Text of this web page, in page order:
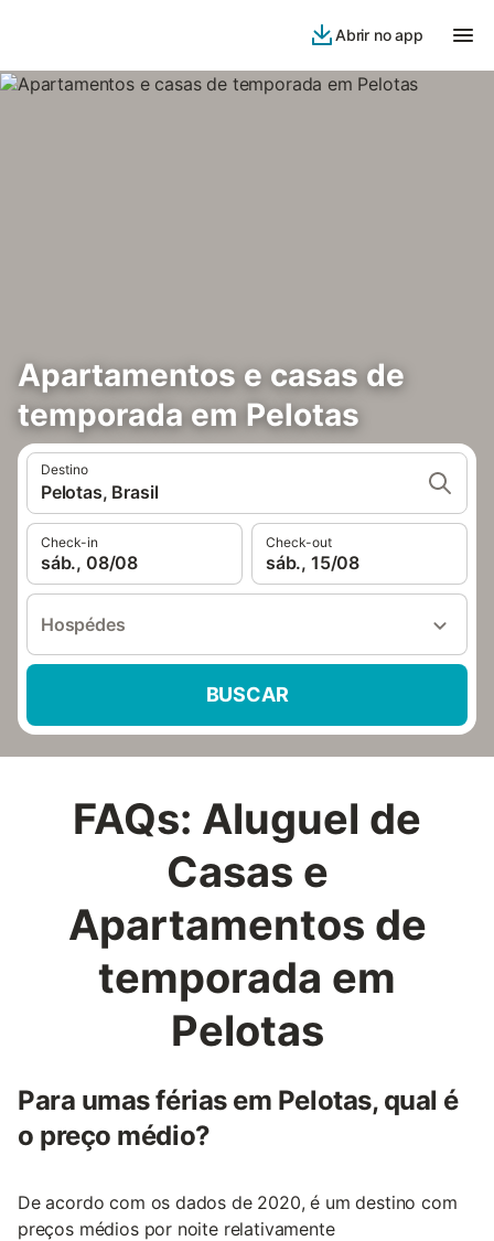
Abrir no app
Apartamentos e casas de
temporada em Pelotas
Destino
Pelotas, Brasil
Check-in
sáb., 08/08
Check-out
sáb., 15/08
Hospédes
BUSCAR
FAQs: Aluguel de
Casas e
Apartamentos de
temporada em
Pelotas
Para umas férias em Pelotas, qual é
o preço médio?
De acordo com os dados de 2020, é um destino com
preços médios por noite relativamente